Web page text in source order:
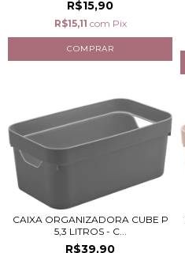
R$15,90
R$15,11 com Pix
CAIXA ORGANIZADORA CUBE P
5,3 LITROS - C...
R$39,90